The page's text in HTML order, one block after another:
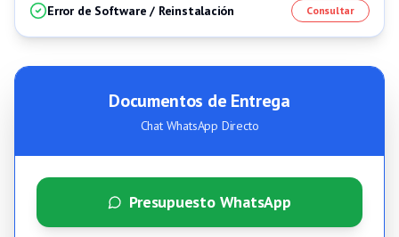
Error de Software / Reinstalación Consultar
Documentos de Entrega
Chat WhatsApp Directo
Presupuesto WhatsApp